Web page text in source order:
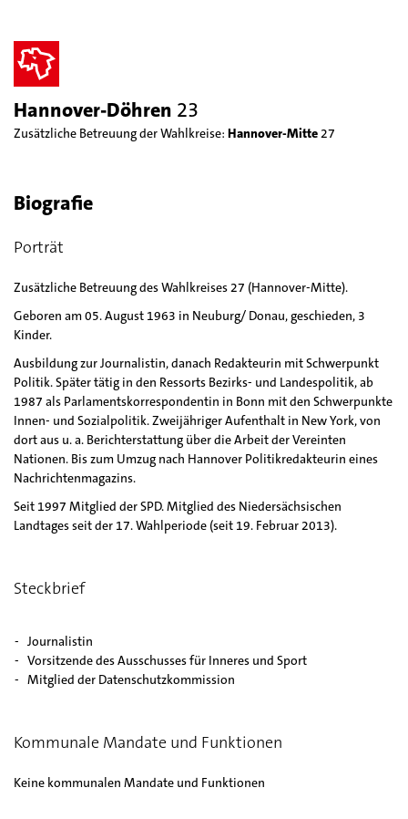
Hannover-Döhren 23
Zusätzliche Betreuung der Wahlkreise: Hannover-Mitte27
Biografie
Porträt
Zusätzliche Betreuung des Wahlkreises 27 (Hannover-Mitte).
Geboren am 05. August 1963 in Neuburg/ Donau, geschieden, 3
Kinder.
Ausbildung zur Journalistin, danach Redakteurin mit Schwerpunkt
Politik. Später tätig in den Ressorts Bezirks- und Landespolitik, ab
1987 als Parlamentskorrespondentin in Bonn mit den Schwerpunkte
Innen- und Sozialpolitik. Zweijähriger Aufenthalt in New York, von
dort aus u. a. Berichterstattung über die Arbeit der Vereinten
Nationen. Bis zum Umzug nach Hannover Politikredakteurin eines
Nachrichtenmagazins.
Seit 1997 Mitglied der SPD. Mitglied des Niedersächsischen
Landtages seit der 17. Wahlperiode (seit 19. Februar 2013).
Steckbrief
Journalistin
Vorsitzende des Ausschusses für Inneres und Sport
Mitglied der Datenschutzkommission
Kommunale Mandate und Funktionen
Keine kommunalen Mandate und Funktionen